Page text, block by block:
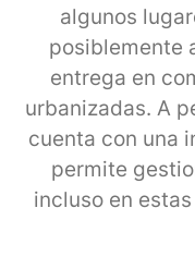
algunos
posiblemente
entrega en
urbanizadas. A
cuenta con una
permite
incluso en